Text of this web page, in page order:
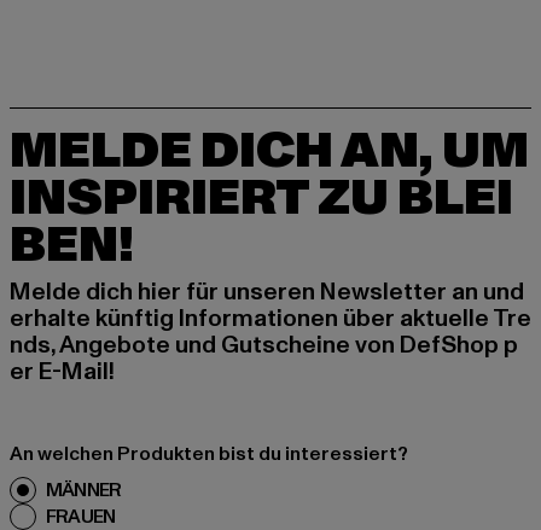
MELDE DICH AN, UM
INSPIRIERT ZU BLEI
BEN!
Melde dich hier für unseren Newsletter an und
erhalte künftig Informationen über aktuelle Tre
nds, Angebote und Gutscheine von DefShop p
er E-Mail!
An welchen Produkten bist du interessiert?
MÄNNER
FRAUEN